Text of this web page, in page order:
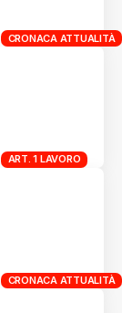
CRONACA ATTUALITÀ
ART. 1 LAVORO
CRONACA ATTUALITÀ